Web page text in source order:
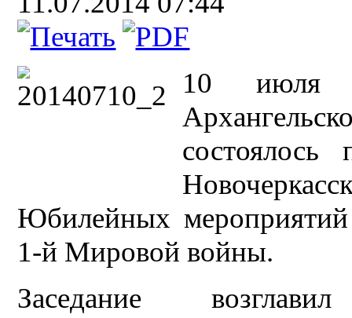
10 июля
состоялось
Юбилейных
1-й Мировой войны.
Заседание